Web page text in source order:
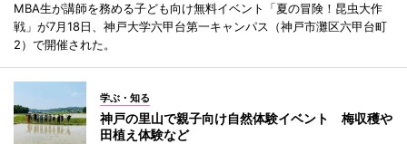
MBA生が講師を務める子ども向け無料イベント「夏の冒険！昆虫大作
戦」が7月18日、神戸大学六甲台第一キャンパス（神戸市灘区六甲台町
2）で開催された。
学ぶ・知る
神戸の里山で親子向け自然体験イベント 梅収穫や
田植え体験など